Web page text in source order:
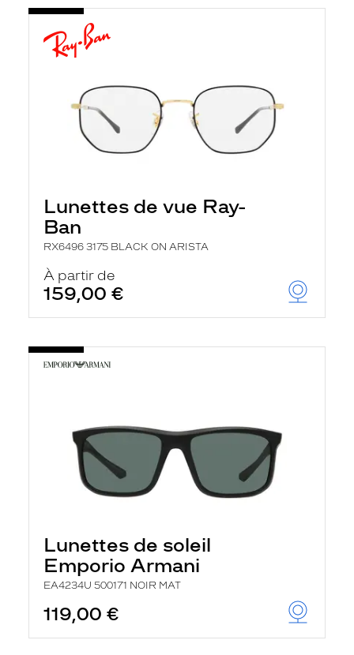
Lunettes de vue Ray-
Ban
RX6496 3175 BLACK ON ARISTA
À partir de
159,00 €
Lunettes de soleil
Emporio Armani
EA4234U 500171 NOIR MAT
119,00 €